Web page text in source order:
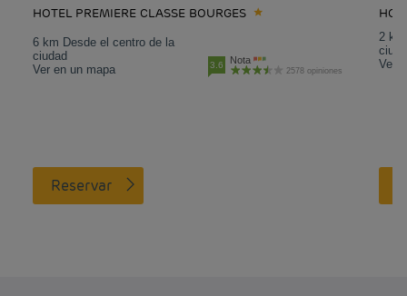
HOTEL PREMIERE CLASSE BOURGES
6 km Desde el centro de la
ciudad
Ver en un mapa
3.6 Nota
2578 opiniones
Reservar
2
Ver